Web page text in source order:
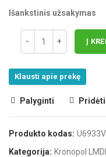
Išankstinis užsakymas
Į
Klausti apie prekę
Palyginti
Produkto kodas: U6933VL
Kategorija: Kronopol